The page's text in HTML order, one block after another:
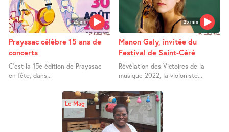
25 min
27 Juillet 2026
Prayssac célèbre 15 ans de
concerts
C’est la 15e édition de Prayssac
en fête, dans...
25 min
25 Juillet 2026
Manon Galy, invitée du
Festival de Saint-Céré
Révélation des Victoires de la
musique 2022, la violoniste...
Le Mag